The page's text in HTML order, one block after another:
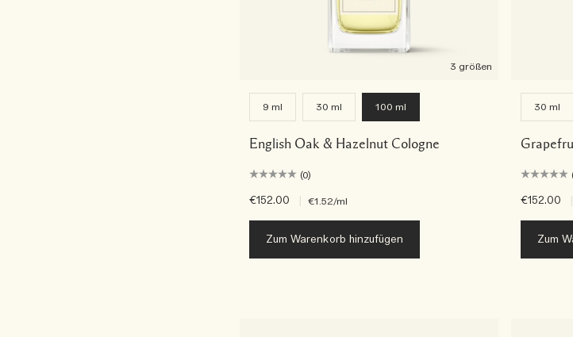
3 größen
9 ml 30 ml 100 ml
English Oak & Hazelnut Cologne
(0)
€152.00 €1.52/ml
Zum Warenkorb hinzufügen
30 ml
€152.00
Zum